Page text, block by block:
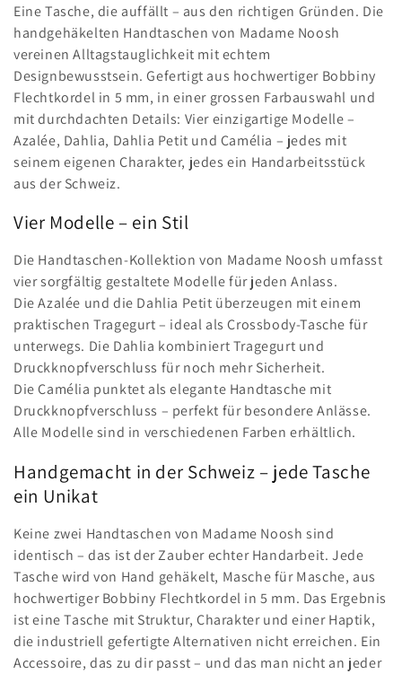
t
e
g
o
r
i
e
:
Eine Tasche, die auffällt – aus den richtigen Gründen. Die
handgehäkelten Handtaschen von Madame Noosh
vereinen Alltagstauglichkeit mit echtem
Designbewusstsein. Gefertigt aus hochwertiger Bobbiny
Flechtkordel in 5 mm, in einer grossen Farbauswahl und
mit durchdachten Details: Vier einzigartige Modelle –
Azalée, Dahlia, Dahlia Petit und Camélia – jedes mit
seinem eigenen Charakter, jedes ein Handarbeitsstück
aus der Schweiz.
Vier Modelle – ein Stil
Die Handtaschen-Kollektion von Madame Noosh umfasst
vier sorgfältig gestaltete Modelle für jeden Anlass.
Die Azalée und die Dahlia Petit überzeugen mit einem
praktischen Tragegurt – ideal als Crossbody-Tasche für
unterwegs. Die Dahlia kombiniert Tragegurt und
Druckknopfverschluss für noch mehr Sicherheit.
Die Camélia punktet als elegante Handtasche mit
Druckknopfverschluss – perfekt für besondere Anlässe.
Alle Modelle sind in verschiedenen Farben erhältlich.
Handgemacht in der Schweiz – jede Tasche
ein Unikat
Keine zwei Handtaschen von Madame Noosh sind
identisch – das ist der Zauber echter Handarbeit. Jede
Tasche wird von Hand gehäkelt, Masche für Masche, aus
hochwertiger Bobbiny Flechtkordel in 5 mm. Das Ergebnis
ist eine Tasche mit Struktur, Charakter und einer Haptik,
die industriell gefertigte Alternativen nicht erreichen. Ein
Accessoire, das zu dir passt – und das man nicht an jeder